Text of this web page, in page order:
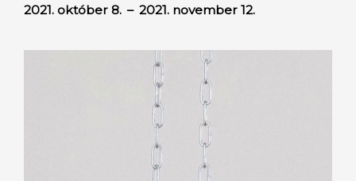
2021. október 8. – 2021. november 12.